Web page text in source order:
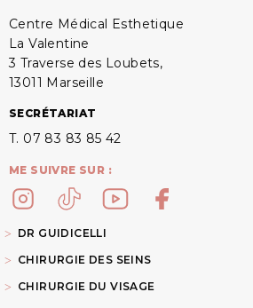
Centre Médical Esthetique
La Valentine
3 Traverse des Loubets,
13011 Marseille
SECRÉTARIAT
T. 07 83 83 85 42
ME SUIVRE SUR :
DR GUIDICELLI
CHIRURGIE DES SEINS
CHIRURGIE DU VISAGE